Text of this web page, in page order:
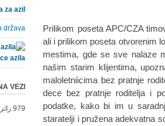
Prilikom poseta APC/CZA
ali i prilikom poseta otvorenim
mestima, gde se sve nalaze
našim starim klijentima,
maloletniicima bez pratnje
dece bez pratnje roditelja i
podatke, kako bi im u
staratelji i pružena adekvatna
za azil
država
azila
VEZI
979 زائر، ولايوجد أعضاء داخل الموقع